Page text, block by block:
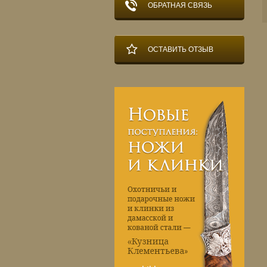
ОБРАТНАЯ СВЯЗЬ
ОСТАВИТЬ ОТЗЫВ